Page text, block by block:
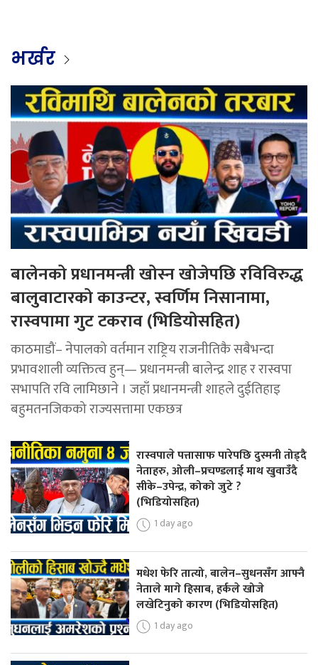
भर्खर
बालेनको प्रधानमन्त्री खोस्न खोजेपछि रविविरुद्ध
बालुवाटारको काउन्टर, स्वर्णिम निसानामा,
रास्वपामा गुट टकराव (भिडियोसहित)
काठमाडौं– नेपालको वर्तमान राष्ट्रिय राजनीतिकै सबैभन्दा
प्रभावशाली व्यक्तित्व हुन्— प्रधानमन्त्री बालेन्द्र शाह र रास्वपा
सभापति रवि लामिछाने । जहाँ प्रधानमन्त्री शाहले दुईतिहाइ
बहुमतनजिकको राज्यसत्तामा एकछत्र
रास्वपाले पत्तासाफ पारेपछि दुस्मनी तोड्दै
नेताहरु, ओली–प्रचण्डलाई माथ खुवाउँदै
सीके–उपेन्द्र, कोको जुटे ?
(भिडियोसहित)
1 day ago
मधेश फेरि तात्यो, बालेन–सुधनसँग आफ्नै
नेताले मागे हिसाब, हर्कले खोजे
लखेटिनुको कारण (भिडियोसहित)
1 day ago